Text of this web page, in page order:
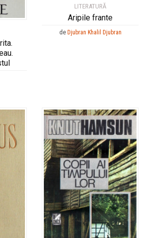
LITERATURĂ
Aripile frante
de Djubran Khalil Djubran